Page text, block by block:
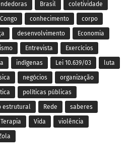
Brasil coletividade
Congo conhecimento corpo
desenvolvimento Economia
Entrevista Exercícios
indígenas Lei 10.639/03 luta
negócios organização
políticas públicas
estrutural Rede saberes
Terapia Vida violência